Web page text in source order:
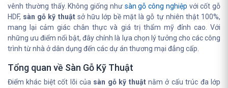
vênh thường thấy. Không giống như sàn gỗ công nghiệp với cốt gỗ
HDF, sàn gỗ kỹ thuậtsở hữu lớp bề mặt là gỗ tự nhiên thật 100%,
mang lại cảm giác chân thực và giá trị thẩm mỹ đỉnh cao. Với
những ưu điểm nổi bật, đây chính là lựa chọn lý tưởng cho các công
trình từ nhà ở dân dụng đến các dự án thương mại đẳng cấp.
Tổng quan về Sàn Gỗ Kỹ Thuật
Điểm khác biệt cốt lõi của sàn gỗ kỹ thuậtnằm ở cấu trúc đa lớp